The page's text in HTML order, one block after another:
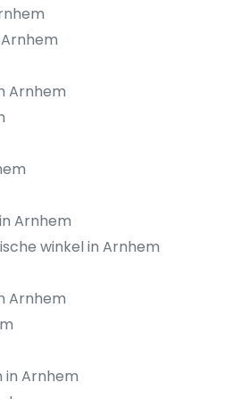
Arnhem
Arnhem
winkel in Arnhem
Arnhem
in Arnhem